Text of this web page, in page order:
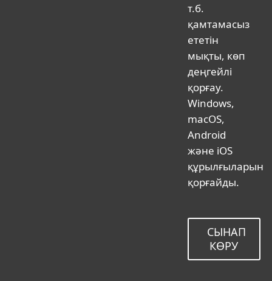
т.б.
қамтамасыз
ететін
мықты, көп
деңгейлі
қорғау.
Windows,
macOS,
Android
және iOS
құрылғыларын
қорғайды.
СЫНАП
КӨРУ